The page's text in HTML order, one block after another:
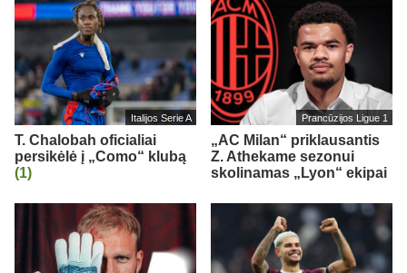
Italijos Serie A
T. Chalobah oficialiai
persikėlė į „Como“ klubą
(1)
Prancūzijos Ligue 1
„AC Milan“ priklausantis
Z. Athekame sezonui
skolinamas „Lyon“ ekipai